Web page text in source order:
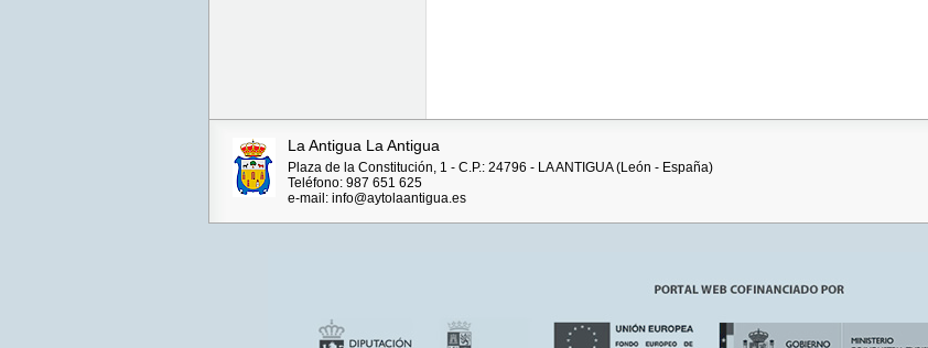
La Antigua La Antigua
Plaza de la Constitución, 1 - C.P.: 24796 - LA ANTIGUA (León - España)
Teléfono: 987 651 625
e-mail: info@aytolaantigua.es